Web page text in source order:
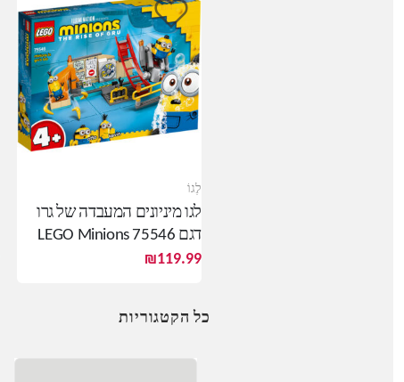
לֶגוֹ
לגו מיניונים המעבדה של גרו
דגם LEGO Minions 75546
אבני לגו לבנייה
₪119.99
כל הקטגוריות